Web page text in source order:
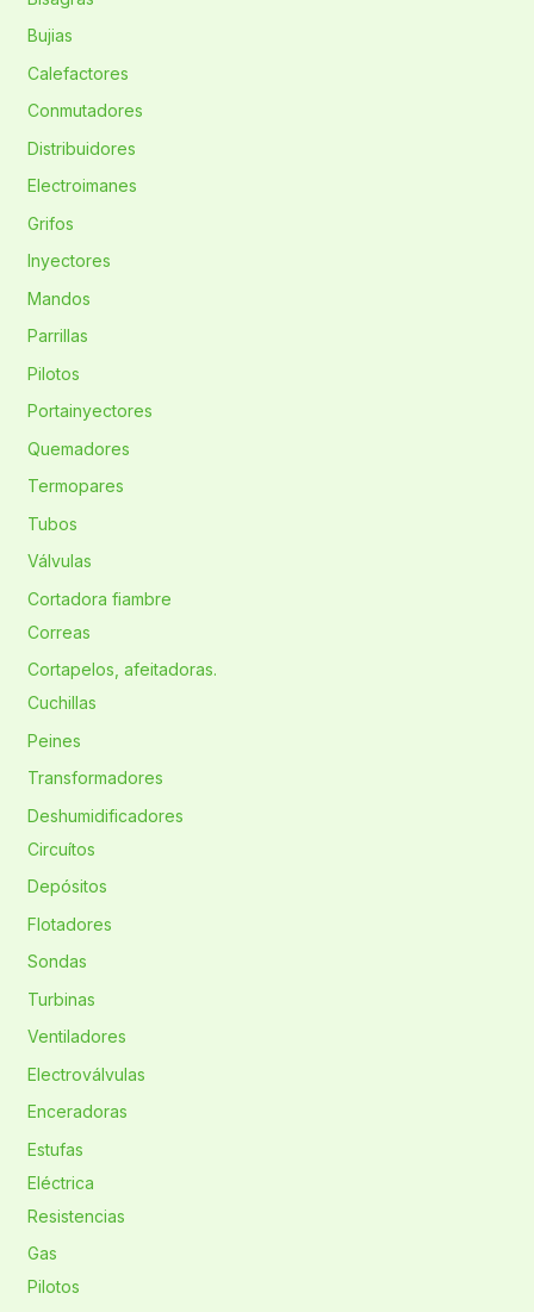
Bujias
Calefactores
Conmutadores
Distribuidores
Electroimanes
Grifos
Inyectores
Mandos
Parrillas
Pilotos
Portainyectores
Quemadores
Termopares
Tubos
Válvulas
Cortadora fiambre
Correas
Cortapelos, afeitadoras.
Cuchillas
Peines
Transformadores
Deshumidificadores
Circuítos
Depósitos
Flotadores
Sondas
Turbinas
Ventiladores
Electroválvulas
Enceradoras
Estufas
Eléctrica
Resistencias
Gas
Pilotos